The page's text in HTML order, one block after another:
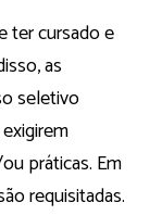
ter cursado e
as
seletivo
práticas. Em
requisitadas.